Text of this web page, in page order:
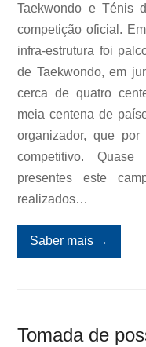
Taekwondo e Ténis
competição oficial.
infra-estrutura foi
de Taekwondo, em
cerca de quatro
meia centena de
organizador, que
competitivo.
presentes este
realizados…
Saber mais →
Tomada de